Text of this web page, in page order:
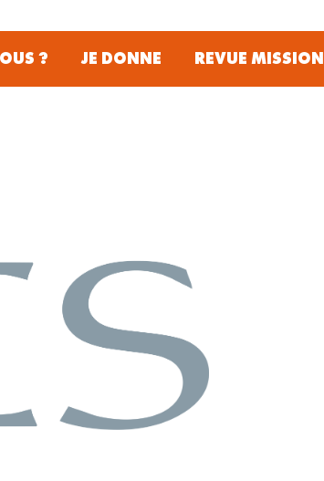
? JE DONNE REVUE MISSION